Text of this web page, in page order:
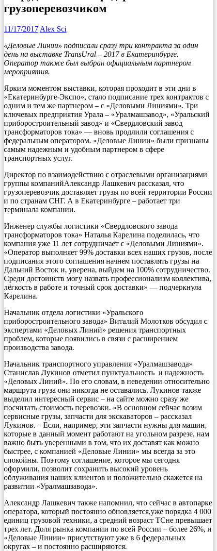
грузоперевозчиком
11/17/2017 Alex Sci
«Деловые Линии» подписали сразу три контракта за один
день на выставке TransUral – 2017 в Екатеринбурге.
Оператор также был выбран официальным партнером
мероприятия.
Ярким моментом выставки, которая проходит в эти дни в
«Екатеринбурге-Экспо», стало подписание трех контрактов с
одним и тем же партнером – с «Деловыми Линиями». Три
ключевых предприятия Урала – «Уралмашзавод», «Уральский
приборостроительный завод» и «Свердловский завод
трансформаторов тока» — вновь продлили соглашения с
федеральным оператором. «Деловые Линии» были признаны
самым надежным и удобным партнером в сфере
транспортных услуг.
Директор по взаимодействию с отраслевыми организациями
группы компанийАлександр Лашкевич рассказал, что
грузоперевозчик доставляет грузы по всей территории России
и по странам СНГ. А в Екатеринбурге – работает три
терминала компании.
Инженер службы логистики «Свердловского завода
трансформаторов тока» Наталья Карелина поделилась, что
компания уже 11 лет сотрудничает с «Деловыми Линиями».
«Оператор выполняет 99% доставки всех наших грузов, после
подписания этого соглашения начнем поставлять грузы на
Дальний Восток и, уверена, выйдем на 100% сотрудничество.
Среди достоинств могу назвать профессионализм коллектива,
лёгкость в работе и точный срок доставки» — подчеркнула
Карелина.
Начальник отдела логистики «Уральского
приборостроительного завода» Виталий Молотков обсудил с
экспертами «Деловых Линий» решения транспортных
проблем, которые появились в связи с расширением
производства завода.
Начальник транспортного управления «Уралмашзавода»
Станислав Лукинов отметил пунктуальность и надежность
«Деловых Линий». По его словам, в неведении относительно
маршрута груза они никогда не оставались. Лукинов также
выделил интересный сервис – на сайте можно сразу же
посчитать стоимость перевозки. «В основном сейчас возим
сервисные грузы, запчасти для экскаваторов – рассказал
Лукинов. – Если, например, эти запчасти нужны для машин,
которые в данный момент работают на угольном разрезе, нам
важно быть уверенными в том, что их доставят как можно
быстрее, с компанией «Деловые Линии» мы всегда за это
спокойны. Поэтому соглашение, которое мы сегодня
оформили, позволит сохранить высокий уровень
облуживания наших клиентов и положительно скажется на
развитии «Уралмашзавода».
Александр Лашкевич также напомнил, что сейчас в автопарке
оператора, который постоянно обновляется,уже порядка 4 000
единиц грузовой техники, а средний возраст ТСне превышает
трех лет. Доля рынка компании по всей России – более 26%, и
«Деловые Линии» присутствуют уже в 6 федеральных
округах – и постоянно расширяются.